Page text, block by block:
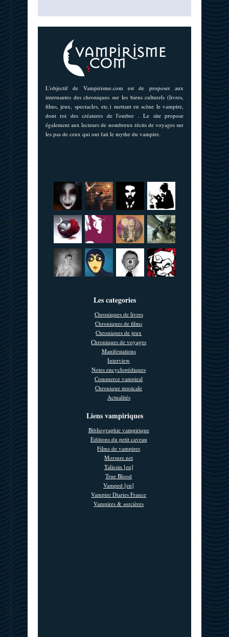
L'objectif de Vampirisme.com est de proposer aux
internautes des chroniques sur les biens culturels (livres,
films, jeux, spectacles, etc.) mettant en scène le vampire,
dont roi des créatures de l'ombre . Le site propose
également aux lecteurs de nombreux récits de voyages sur
les pas de ceux qui ont fait le mythe du vampire.
Les categories
Chroniques de livres
Chroniques de films
Chroniques de jeux
Chroniques de voyages
Manifestations
Interview
Notes encyclopédiques
Commerce vampiral
Chronique musicale
Actualités
Liens vampiriques
Bibliographie vampirique
Editions du petit caveau
Films de vampires
Morsure.net
Taliesin [en]
True Blood
Vamped [en]
Vampire Diaries France
Vampires & sorcières